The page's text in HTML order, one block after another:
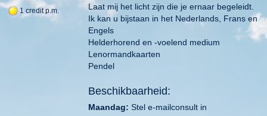
1 credit p.m.
Laat mij het licht zijn die je ernaar begeleidt.
Ik kan u bijstaan in het Nederlands, Frans en
Engels
Helderhorend en -voelend medium
Lenormandkaarten
Pendel
Beschikbaarheid:
Maandag: Stel e-mailconsult in